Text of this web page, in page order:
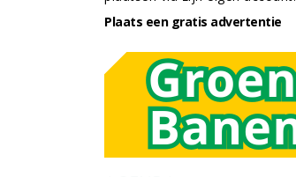
Plaats een gratis advertentie